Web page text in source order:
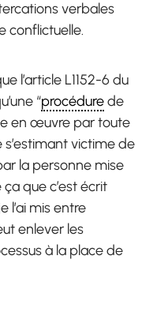
verbales
conflictuelle.
l’article L1152-6 du
“procédurede
en œuvre par toute
s’estimant victime de
la personne mise
que c’est écrit
l’ai mis entre
enlever les
à la place de